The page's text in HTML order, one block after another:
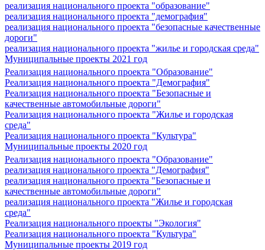
реализация национального проекта "образование"
реализация национального проекта "демография"
реализация национального проекта "безопасные качественные
дороги"
реализация национального проекта "жилье и городская среда"
Муниципальные проекты 2021 год
Реализация национального проекта "Образование"
Реализация национального проекта "Демография"
Реализация национального проекта "Безопасные и
качественные автомобильные дороги"
Реализация национального проекта "Жилье и городская
среда"
Реализация национального проекта "Культура"
Муниципальные проекты 2020 год
Реализация национального проекта "Образование"
реализация национального проекта "Демография"
реализация национального проекта "Безопасные и
качественные автомобильные дороги"
реализация национального проекта "Жилье и городская
среда"
Реализация национального проекты "Экология"
Реализация национального проекта "Культура"
Муниципальные проекты 2019 год